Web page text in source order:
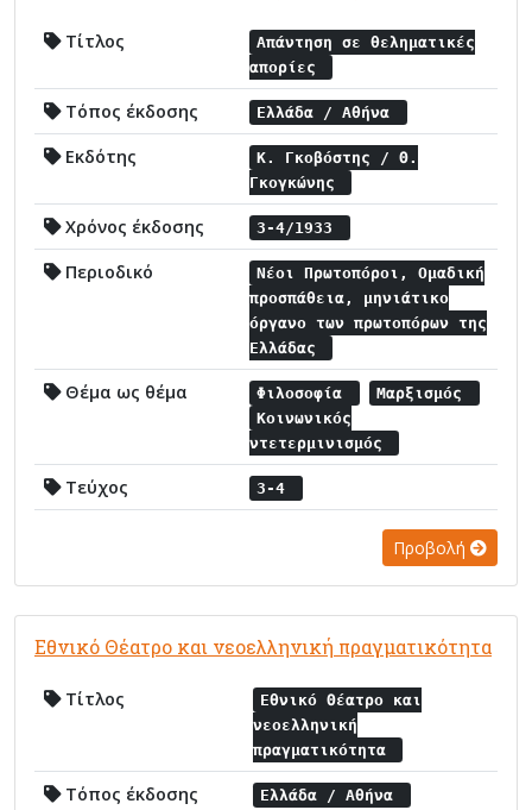
Τίτλος
Απάντηση σε θεληματικές
απορίες
Τόπος έκδοσης Ελλάδα / Αθήνα
Εκδότης
Κ. Γκοβόστης / Θ.
Γκογκώνης
Χρόνος έκδοσης 3-4/1933
Περιοδικό
Νέοι Πρωτοπόροι, Ομαδική
προσπάθεια, μηνιάτικο
όργανο των πρωτοπόρων της
Ελλάδας
Θέμα ως θέμα Φιλοσοφία
Μαρξισμός
Κοινωνικός
ντετερμινισμός
Τεύχος 3-4
Προβολή
Εθνικό Θέατρο και νεοελληνική πραγματικότητα
Τίτλος
Εθνικό Θέατρο και
νεοελληνική
πραγματικότητα
Τόπος έκδοσης Ελλάδα / Αθήνα